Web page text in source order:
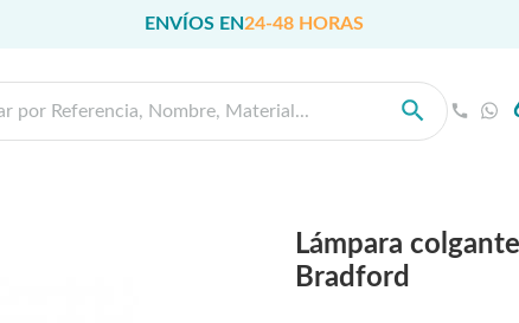
ENVÍOS EN24-48 HORAS
Lámpara
Bradford